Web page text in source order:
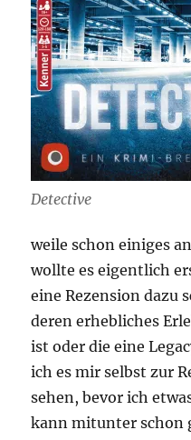
Detective
weile schon einiges
wollte es eigentlich
eine Rezension dazu
deren erhebliches
ist oder die eine
ich es mir selbst zur
sehen, bevor ich
kann mitunter schon